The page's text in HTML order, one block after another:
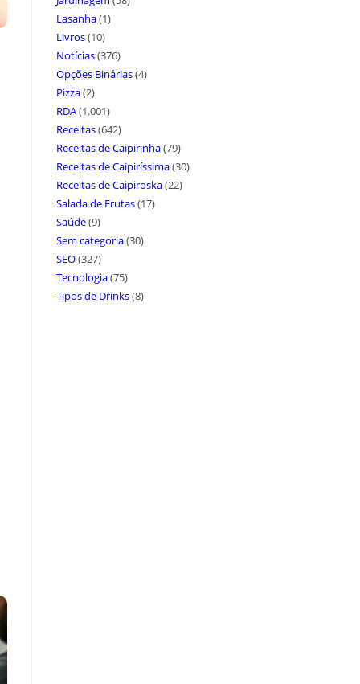
Lasanha(1)
Livros(10)
Notícias(376)
Opções Binárias(4)
Pizza(2)
RDA(1.001)
Receitas(642)
Receitas de Caipirinha(79)
Receitas de Caipiríssima(30)
Receitas de Caipiroska(22)
Salada de Frutas(17)
Saúde(9)
Sem categoria(30)
SEO(327)
Tecnologia(75)
Tipos de Drinks(8)